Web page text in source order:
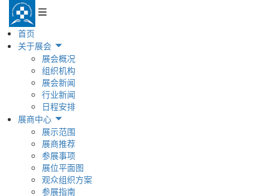
首页
关于展会
展会概况
组织机构
展会新闻
行业新闻
日程安排
展商中心
展示范围
展商推荐
参展事项
展位平面图
观众组织方案
参展指南